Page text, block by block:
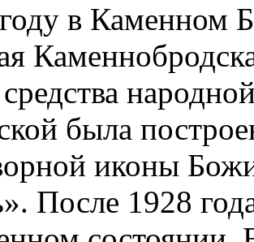
в Каменном
была
иконы
После 1928